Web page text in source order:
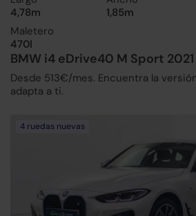
4,78m
1,85m
Maletero
470l
BMW i4 eDrive40 M Sport
Desde 513€/mes. Encuentra la
adapta a ti.
4 ruedas nuevas